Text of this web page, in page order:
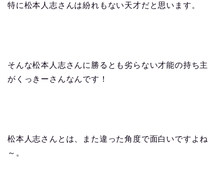
特に松本人志さんは紛れもない天才だと思います。
そんな松本人志さんに勝るとも劣らない才能の持ち主
がくっきーさんなんです！
松本人志さんとは、また違った角度で面白いですよね
～。